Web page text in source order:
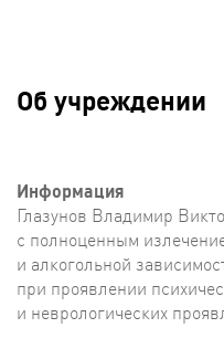
Об учреждении
Информация
Глазунов Владимир
с полноценным
и алкогольной
при проявлении
и неврологических